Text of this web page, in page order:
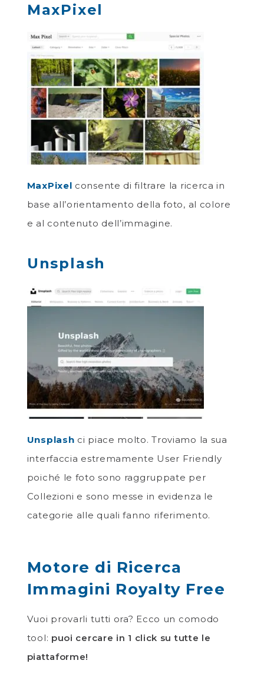
MaxPixel
MaxPixel consente di filtrare la ricerca in
base all’orientamento della foto, al colore
e al contenuto dell’immagine.
Unsplash
Unsplash ci piace molto. Troviamo la sua
interfaccia estremamente User Friendly
poiché le foto sono raggruppate per
Collezioni e sono messe in evidenza le
categorie alle quali fanno riferimento.
Motore di Ricerca
Immagini Royalty Free
Vuoi provarli tutti ora? Ecco un comodo
tool: puoi cercare in 1 click su tutte le
piattaforme!